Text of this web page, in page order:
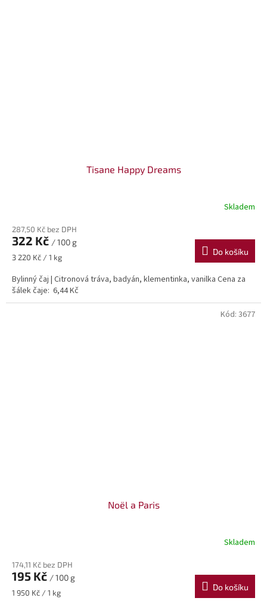
Tisane Happy Dreams
Skladem
287,50 Kč bez DPH
322 Kč / 100 g
Měrná
3 220 Kč / 1 kg
Do košíku
Bylinný čaj | Citronová tráva, badyán, klementinka, vanilka Cena za
šálek čaje: 6,44 Kč
Noël a Paris
Skladem
174,11 Kč bez DPH
195 Kč / 100 g
Měrná
1 950 Kč / 1 kg
Do košíku
Kód: 3677